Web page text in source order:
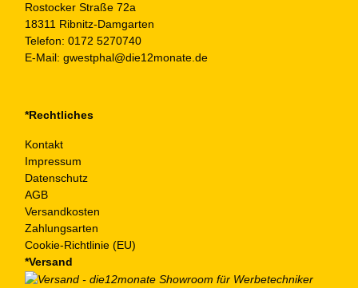
Rostocker Straße 72a
18311 Ribnitz-Damgarten
Telefon: 0172 5270740
E-Mail: gwestphal@die12monate.de
*Rechtliches
Kontakt
Impressum
Datenschutz
AGB
Versandkosten
Zahlungsarten
Cookie-Richtlinie (EU)
*Versand